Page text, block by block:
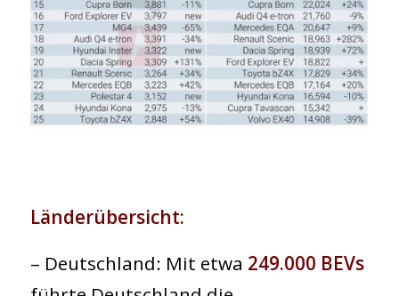
Länderübersicht:
– Deutschland: Mit etwa 249.000 BEVs